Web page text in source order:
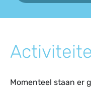
Momenteel staan er